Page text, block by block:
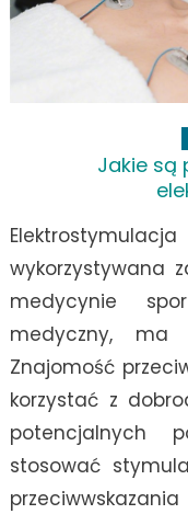
Jakie są
wykorzystywana
medycynie
medyczny, ma
Znajomość
korzystać z
potencjalnych
stosować